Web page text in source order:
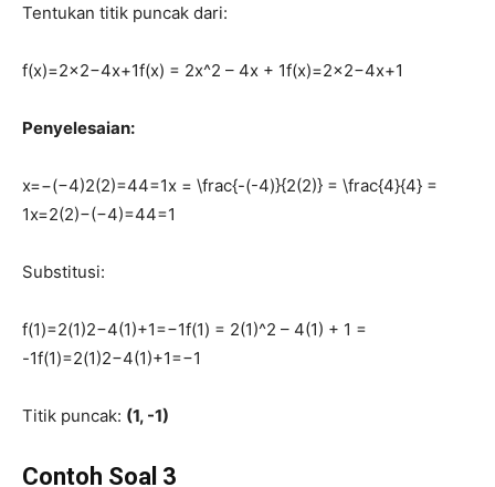
Tentukan titik puncak dari:
f(x)=2×2−4x+1f(x) = 2x^2 – 4x + 1f(x)=2x2−4x+1
Penyelesaian:
x=−(−4)2(2)=44=1x = \frac{-(-4)}{2(2)} = \frac{4}{4} =
1x=2(2)−(−4)=44=1
Substitusi:
f(1)=2(1)2−4(1)+1=−1f(1) = 2(1)^2 – 4(1) + 1 =
-1f(1)=2(1)2−4(1)+1=−1
Titik puncak: (1, -1)
Contoh Soal 3